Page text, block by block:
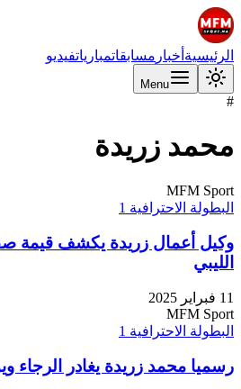
الرئيسية أخبار مسابقاتمبارياتفيديو
Menu
#
محمد زريدة
MFM Sport
البطولة الاحترافية 1
وكيل أعمال زريدة يكشف قيمة
الليبي
11 فبراير 2025
MFM Sport
البطولة الاحترافية 1
رسميا محمد زريدة يغادر الرجاء